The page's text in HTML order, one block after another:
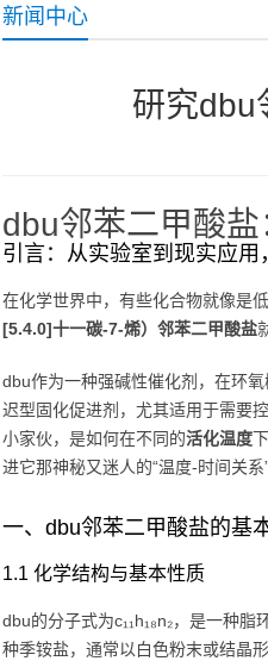
新闻中心
研究dbu
dbu邻苯二甲酸盐
引言：从实验室到现实应
在化学世界中，有些化合物就像是
[5.4.0]十一碳-7-烯）邻苯二甲酸盐
dbu作为一种强碱性催化剂，在环
迟型固化促进剂，尤其适用于需要
小家伙，是如何在不同的活化温度
进它那神秘又迷人的“温度-时间关系”
一、dbu邻苯二甲酸盐的基
1.1 化学结构与基本性质
dbu的分子式为c₁₁h₁₈n₂，是一种
种季铵盐，通常以白色粉末或结晶形